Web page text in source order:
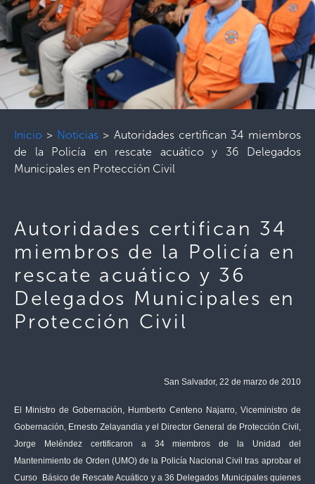
Inicio > Noticias > Autoridades certifican 34 miembros
de la Policía en rescate acuático y 36 Delegados
Municipales en Protección Civil
Autoridades certifican 34
miembros de la Policía en
rescate acuático y 36
Delegados Municipales en
Protección Civil
San Salvador, 22 de marzo de 2010
El Ministro de Gobernación, Humberto Centeno Najarro, Viceministro de
Gobernación, Ernesto Zelayandia y el Director General de Protección Civil,
Jorge Meléndez certificaron a 34 miembros de la Unidad del
Mantenimiento de Orden (UMO) de la Policía Nacional Civil tras aprobar el
Curso Básico de Rescate Acuático y a 36 Delegados Municipales quienes